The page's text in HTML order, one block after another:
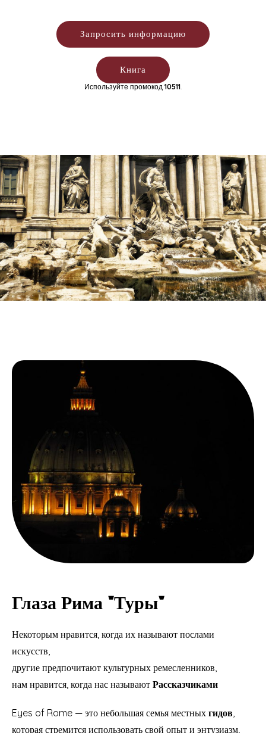
Запросить информацию
Книга
Используйте промокод 10511.
Глаза Рима "Туры"
Некоторым нравится, когда их называют послами
искусств,
другие предпочитают культурных ремесленников,
нам нравится, когда нас называют Рассказчиками
Eyes of Rome — это небольшая семья местных гидов,
которая стремится использовать свой опыт и энтузиазм,